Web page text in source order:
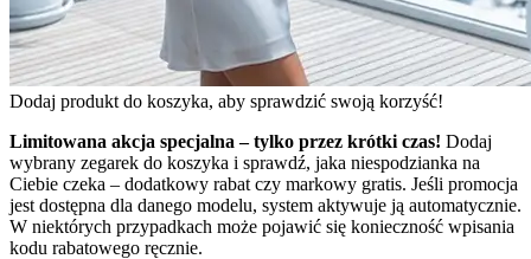
Dodaj produkt do koszyka, aby sprawdzić swoją korzyść!
Limitowana akcja specjalna – tylko przez krótki czas! Dodaj
wybrany zegarek do koszyka i sprawdź, jaka niespodzianka na
Ciebie czeka – dodatkowy rabat czy markowy gratis. Jeśli promocja
jest dostępna dla danego modelu, system aktywuje ją automatycznie.
W niektórych przypadkach może pojawić się konieczność wpisania
kodu rabatowego ręcznie.